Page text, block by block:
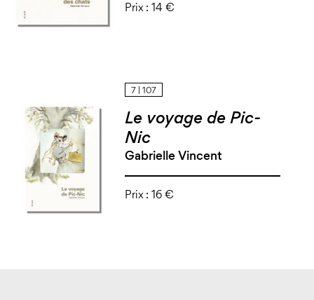
Prix : 14 €
7 | 107
Le voyage de Pic-
Nic
Gabrielle Vincent
Prix : 16 €